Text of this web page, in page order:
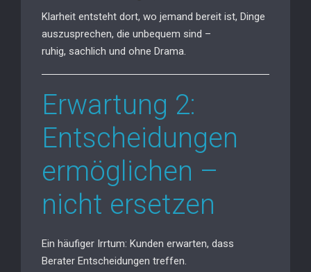
Klarheit entsteht dort, wo jemand bereit ist, Dinge
auszusprechen, die unbequem sind –
ruhig, sachlich und ohne Drama.
Erwartung 2:
Entscheidungen
ermöglichen –
nicht ersetzen
Ein häufiger Irrtum: Kunden erwarten, dass
Berater Entscheidungen treffen.